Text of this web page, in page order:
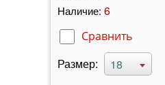
Наличие: 6
Сравнить
Размер: 18